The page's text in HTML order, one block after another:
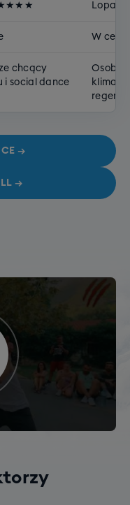
★★★★
Lopar
W cenie
chcący
i social dance
Osoby
→
→